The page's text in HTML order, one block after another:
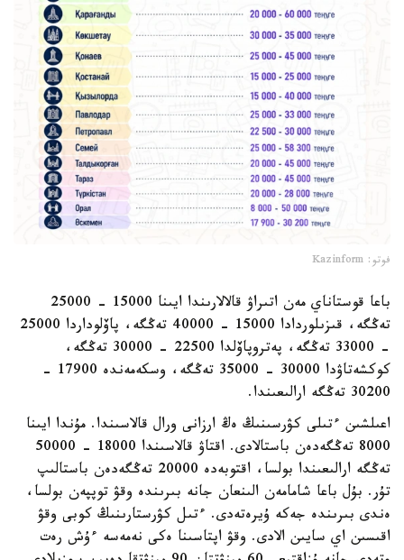
فوتو: Kazinform
باعا قوستاناي مەن اتىراۋ قالالارىندا ايىنا 15000 - 25000
تەڭگە، قىزىلوردادا 15000 - 40000 تەڭگە، پاۆلوداردا 25000
- 33000 تەڭگە، پەتروپاۆلدا 22500 - 30000 تەڭگە،
كوكشەتاۋدا 30000 - 35000 تەڭگە، وسكەمەندە 17900 -
30200 تەڭگە ارالىعىندا.
اعىلشىن ءتىلى كۋرسىنىڭ ەڭ ارزانى ورال قالاسىندا. مۇندا ايىنا
8000 تەڭگەدەن باستالادى. اقتاۋ قالاسىندا 18000 - 50000
تەڭگە ارالىعىندا بولسا، اقتوبەدە 20000 تەڭگەدەن باستالىپ
تۇر. بۇل باعا شامامەن الىنعان جانە بىرىندە وقۋ توپپەن بولسا،
ەندى بىرىندە جەكە ۇيرەتەدى. ءتىل كۋرستارىنىڭ كوبى وقۋ
اقىسىن اي سايىن الادى. وقۋ اپتاسىنا ەكى نەمەسە ءۇش رەت